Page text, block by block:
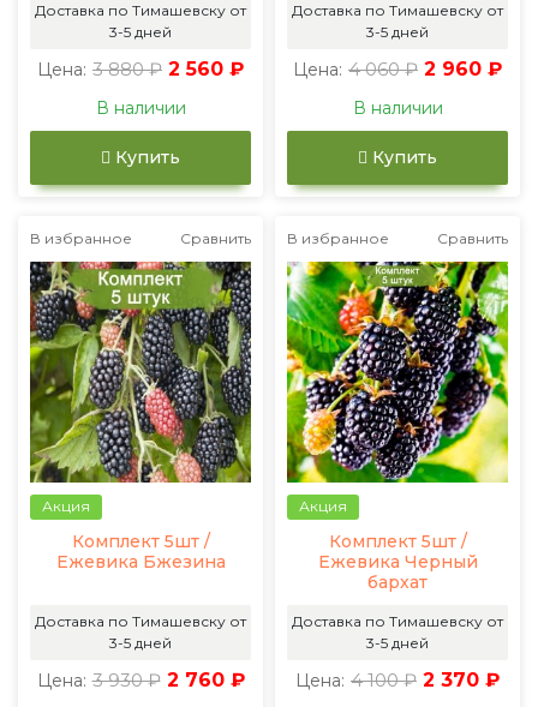
Доставка по Тимашевску от
3-5 дней
Цена: 3 880 ₽ 2 560 ₽
В наличии
Купить
Доставка по Тимашевску от
3-5 дней
Цена: 4 060 ₽ 2 960 ₽
В наличии
Купить
В избранное Сравнить
Акция
Комплект 5шт /
Ежевика Бжезина
Доставка по Тимашевску от
3-5 дней
Цена: 3 930 ₽ 2 760 ₽
В избранное Сравнить
Акция
Комплект 5шт /
Ежевика Черный
бархат
Доставка по Тимашевску от
3-5 дней
Цена: 4 100 ₽ 2 370 ₽